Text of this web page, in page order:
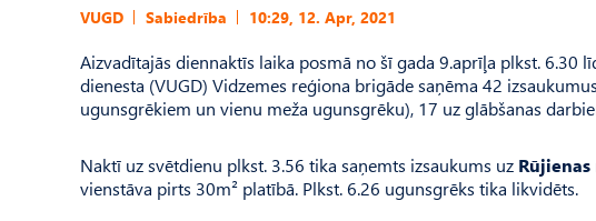
VUGD Sabiedrība 10:29, 12. Apr, 2021
Aizvadītajās diennaktīs laika posmā no šī gada 9.aprīļa plkst. 6.30
dienesta (VUGD) Vidzemes reģiona brigāde saņēma 42
ugunsgrēkiem un vienu meža ugunsgrēku), 17 uz glābšanas
Naktī uz svētdienu plkst. 3.56 tika saņemts izsaukums uz
vienstāva pirts 30m² platībā. Plkst. 6.26 ugunsgrēks tika likvidēts.